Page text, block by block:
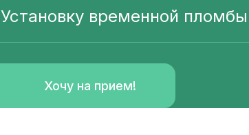
Установку временной пломбы
Хочу на прием!